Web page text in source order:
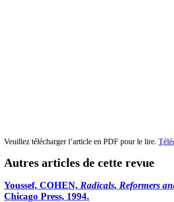
Veuillez télécharger l’article en PDF pour le lire.
Autres articles de cette revue
Youssef, COHEN, Radicals, Reformers
Chicago Press, 1994.